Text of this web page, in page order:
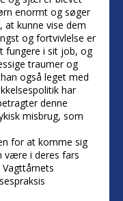
enormt og søger
at kunne vise dem
og fortvivlelse er
fungere i sit job, og
traumer og
også leget med
har
denne
misbrug, som
for at komme sig
være i deres fars